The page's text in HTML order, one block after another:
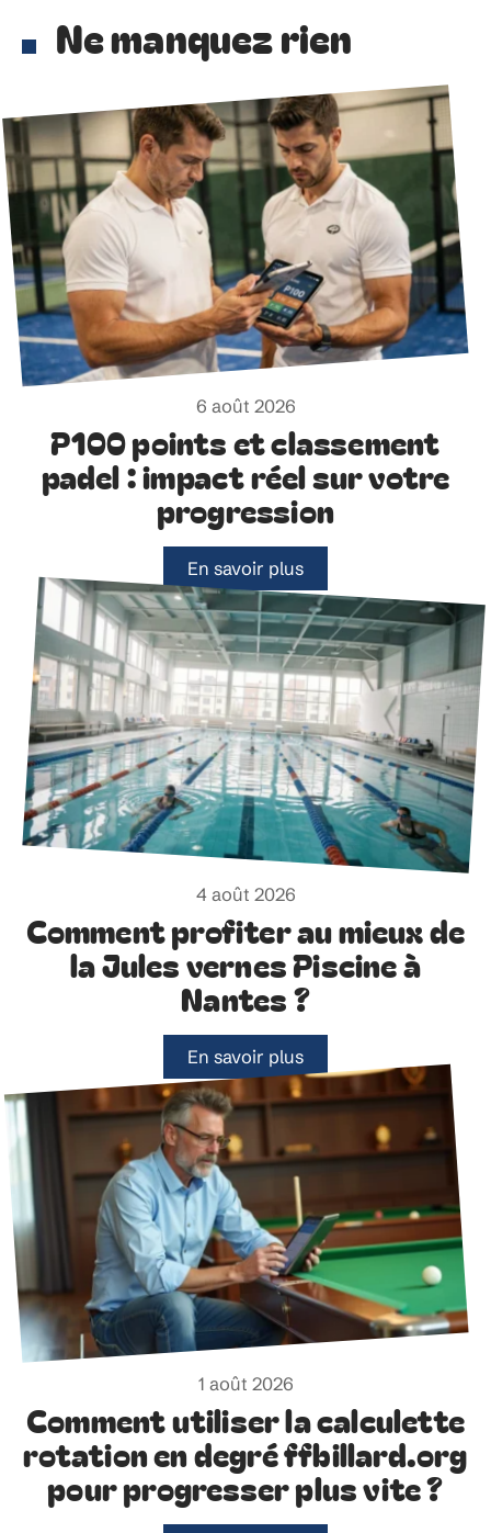
Ne manquez rien
6 août 2026
P100 points et classement
padel : impact réel sur votre
progression
En savoir plus
4 août 2026
Comment profiter au mieux de
la Jules vernes Piscine à
Nantes ?
En savoir plus
1 août 2026
Comment utiliser la calculette
rotation en degré ffbillard.org
pour progresser plus vite ?